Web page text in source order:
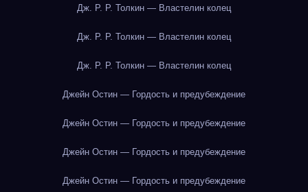
Дж. Р. Р. Толкин — Властелин колец
Дж. Р. Р. Толкин — Властелин колец
Дж. Р. Р. Толкин — Властелин колец
Джейн Остин — Гордость и предубеждение
Джейн Остин — Гордость и предубеждение
Джейн Остин — Гордость и предубеждение
Джейн Остин — Гордость и предубеждение